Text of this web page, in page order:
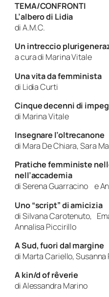
TEMA/CONFRONTI
L’albero di Lidia
di A.M.C.
Un intreccio
a cura di Marina Vitale
Una vita da femminista
di Lidia Curti
Cinque decenni di
di Marina Vitale
Insegnare l’oltrecanone
di Mara De Chiara, Sara
Pratiche femministe
nell’accademia
di Serena Guarracino e
Uno “script” di amicizia
di Silvana Carotenuto,
Annalisa Piccirillo
A Sud, fuori dal margine
di Marta Cariello,
A kin/d of rêverie
di Alessandra Marino